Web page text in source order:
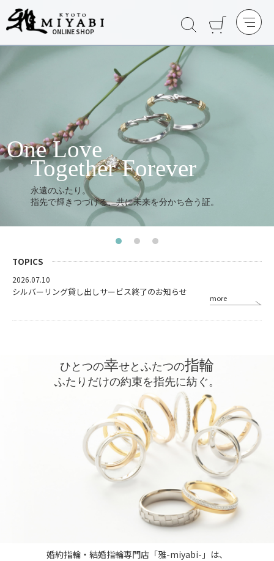
ONLINE SHOP
One Love
Together Forever
永遠のふたり。
指先で輝きつづける、共に未来を分かち合う証。
more
TOPICS
2026.07.10
シルバーリング貸し出しサービス終了のお知らせ
【2025年11月1日】価格改定のお知らせ
《開業80周年記念》新作マリッジリング発表♪
年末年始休業期間 (2024年12月30日(月)～2025年1月3日(金)) について
ひとつの幸せとふたつの指輪
ふたりだけの約束を指先に紡ぐ。
婚約指輪・結婚指輪専門店「雅-miyabi-」は、